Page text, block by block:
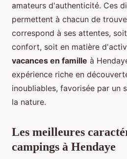
amateurs d'authenticité. Ces
permettent à chacun de
correspond à ses attentes,
confort, soit en matière
vacances en famille à
expérience riche en
inoubliables, favorisée par un
la nature.
Les meilleures
campings à Hendaye